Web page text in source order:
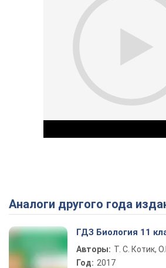
Play
Аналоги другого года
ГДЗ Биология 11
Авторы: Т. С. Котик,
Год: 2017